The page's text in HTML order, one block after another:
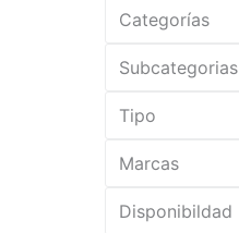
Categorías
Subcategorias
Tipo
Marcas
Disponibildad